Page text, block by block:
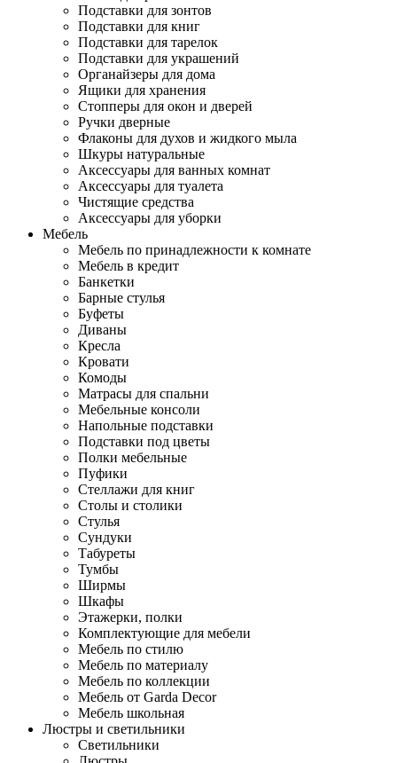
Подставки для зонтов
Подставки для книг
Подставки для тарелок
Подставки для украшений
Органайзеры для дома
Ящики для хранения
Стопперы для окон и дверей
Ручки дверные
Флаконы для духов и жидкого мыла
Шкуры натуральные
Аксессуары для ванных комнат
Аксессуары для туалета
Чистящие средства
Аксессуары для уборки
Мебель
Мебель по принадлежности к комнате
Мебель в кредит
Банкетки
Барные стулья
Буфеты
Диваны
Кресла
Кровати
Комоды
Матрасы для спальни
Мебельные консоли
Напольные подставки
Подставки под цветы
Полки мебельные
Пуфики
Стеллажи для книг
Столы и столики
Стулья
Сундуки
Табуреты
Тумбы
Ширмы
Шкафы
Этажерки, полки
Комплектующие для мебели
Мебель по стилю
Мебель по материалу
Мебель по коллекции
Мебель от Garda Decor
Мебель школьная
Люстры и светильники
Светильники